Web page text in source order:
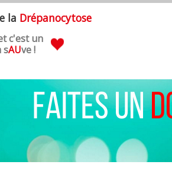
la Drépanocytose
c'est un
sAUve !